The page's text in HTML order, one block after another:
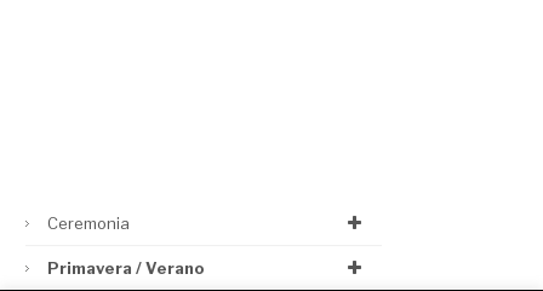
Ceremonia
Primavera / Verano